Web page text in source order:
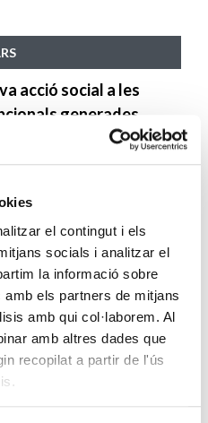
el contingut i els
socials i analitzar el
la informació sobre
els partners de mitjans
amb qui col·laborem. Al
amb altres dades que
recopilat a partir de l'ús
acció social a les
generades
de la corona
qui?, en el portal de